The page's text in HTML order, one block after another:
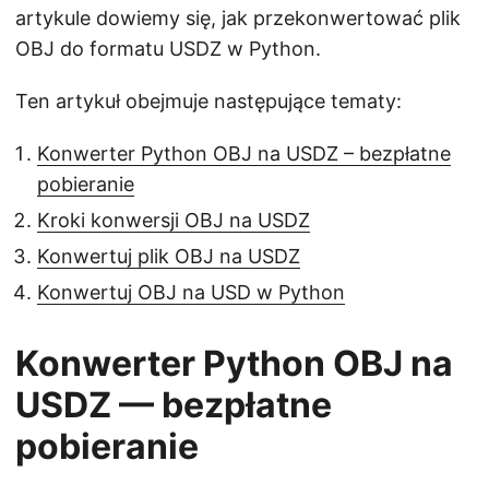
artykule dowiemy się, jak przekonwertować plik
OBJ do formatu USDZ w Python.
Ten artykuł obejmuje następujące tematy:
Konwerter Python OBJ na USDZ – bezpłatne
pobieranie
Kroki konwersji OBJ na USDZ
Konwertuj plik OBJ na USDZ
Konwertuj OBJ na USD w Python
Konwerter Python OBJ na
USDZ — bezpłatne
pobieranie